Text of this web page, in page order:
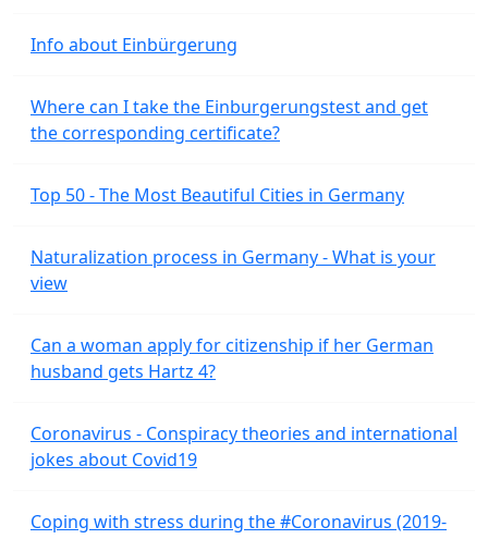
Info about Einbürgerung
Where can I take the Einburgerungstest and get
the corresponding certificate?
Top 50 - The Most Beautiful Cities in Germany
Naturalization process in Germany - What is your
view
Can a woman apply for citizenship if her German
husband gets Hartz 4?
Coronavirus - Conspiracy theories and international
jokes about Covid19
Coping with stress during the #Coronavirus (2019-